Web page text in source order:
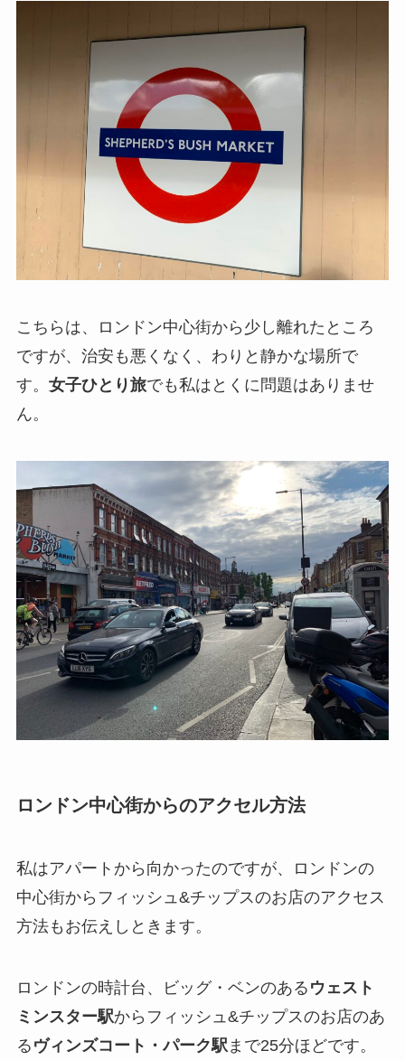
こちらは、ロンドン中心街から少し離れたところ
ですが、治安も悪くなく、わりと静かな場所で
す。 女子ひとり旅でも私はとくに問題はありませ
ん。
ロンドン中心街からのアクセル方法
私はアパートから向かったのですが、ロンドンの
中心街からフィッシュ&チップスのお店のアクセス
方法もお伝えしときます。
ロンドンの時計台、ビッグ・ベンのある ウェスト
ミンスター駅からフィッシュ&チップスのお店のあ
る ヴィンズコート・パーク駅 まで25分ほどです。